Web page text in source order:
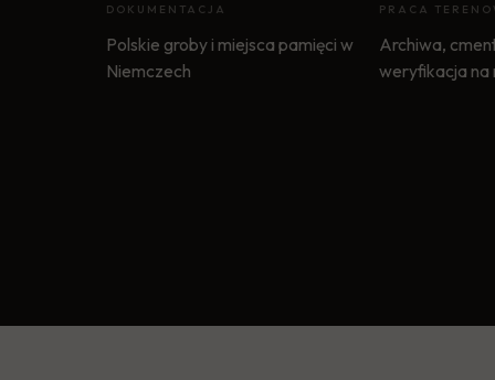
DOKUMENTACJA
Polskie groby i miejsca pamięci w
Niemczech
PRACA
Archiwa,
weryfikacja na